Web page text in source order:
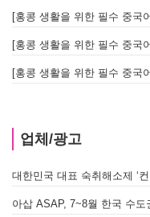
[홍콩 생활을 위한 필수 중국
[홍콩 생활을 위한 필수 중국
[홍콩 생활을 위한 필수 중국
업체/광고
아삽 ASAP, 7~8월 한국 수